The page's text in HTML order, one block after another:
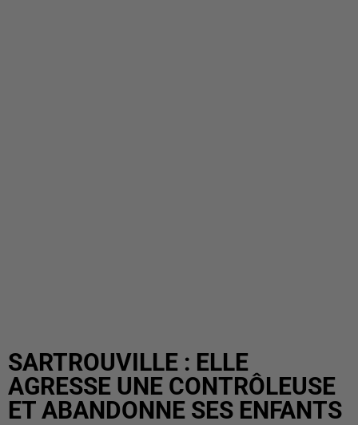
SARTROUVILLE : ELLE
AGRESSE UNE CONTRÔLEUSE
ET ABANDONNE SES ENFANTS